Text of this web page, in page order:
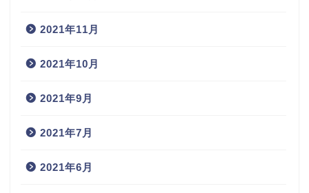
2021年11月
2021年10月
2021年9月
2021年7月
2021年6月